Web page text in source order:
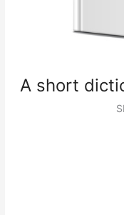
A short